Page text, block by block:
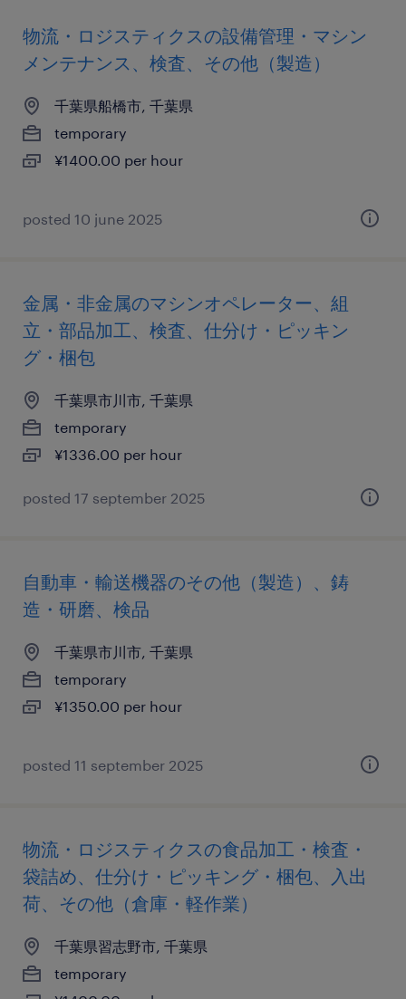
物流・ロジスティクスの設備管理・マシン
メンテナンス、検査、その他（製造）
千葉県船橋市, 千葉県
temporary
¥1400.00 per hour
posted 10 june 2025
金属・非金属のマシンオペレーター、組
立・部品加工、検査、仕分け・ピッキン
グ・梱包
千葉県市川市, 千葉県
temporary
¥1336.00 per hour
posted 17 september 2025
自動車・輸送機器のその他（製造）、鋳
造・研磨、検品
千葉県市川市, 千葉県
temporary
¥1350.00 per hour
posted 11 september 2025
物流・ロジスティクスの食品加工・検査・
袋詰め、仕分け・ピッキング・梱包、入出
荷、その他（倉庫・軽作業）
千葉県習志野市, 千葉県
temporary